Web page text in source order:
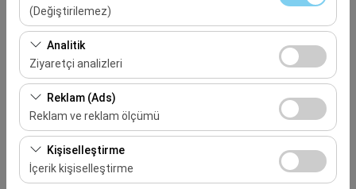
(Değiştirilemez)
Bu çerezler sitenin doğru şekilde çalışması, güvenlik,
oturum yönetimi ve temel işlevler için gereklidir. Devre
dışı bırakılamaz.
Analitik
Ziyaretçi analizleri
Bu çerezler, sitemizin nasıl kullanıldığını (ziyaretçi sayısı,
en çok ziyaret edilen sayfalar, kullanıcı davranışları)
analiz etmemizi sağlar. Bu veriler, web sitesi
performansını ölçmek ve kullanıcı deneyimini sürekli
iyileştirmek için kullanılır.
Reklam (Ads)
Reklam ve reklam ölçümü
Bu çerezler, size ilgi alanlarınıza uygun kişiselleştirilmiş
reklamlar göstermemize ve reklam kampanyalarımızın
etkinliğini (gösterim sayısı, tıklama oranı) ölçmemize
Kişiselleştirme
İçerik kişiselleştirme
Alış Tarih & Saat
Bırakış Tarih & Saat